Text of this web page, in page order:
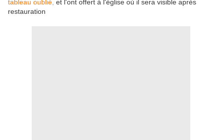
tableau oublié, et l'ont offert à l'église où il sera visible après
restauration